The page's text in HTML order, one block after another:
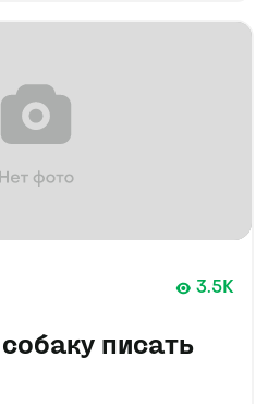
3.5K
писать